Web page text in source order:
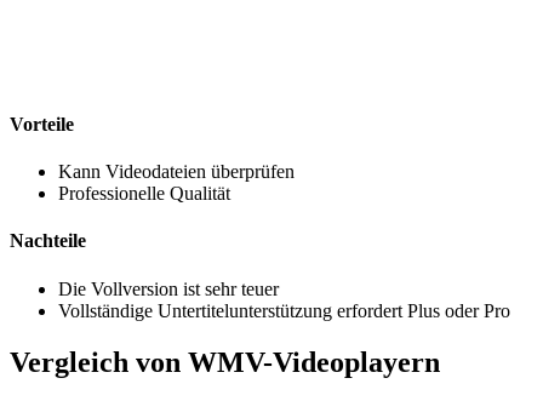
Vorteile
Kann Videodateien überprüfen
Professionelle Qualität
Nachteile
Die Vollversion ist sehr teuer
Vollständige Untertitelunterstützung erfordert Plus oder Pro
Vergleich von WMV-Videoplayern